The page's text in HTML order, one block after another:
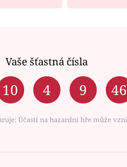
Vaše šťastná čísla
10 4 9 46
Účastí na hazardní hře může